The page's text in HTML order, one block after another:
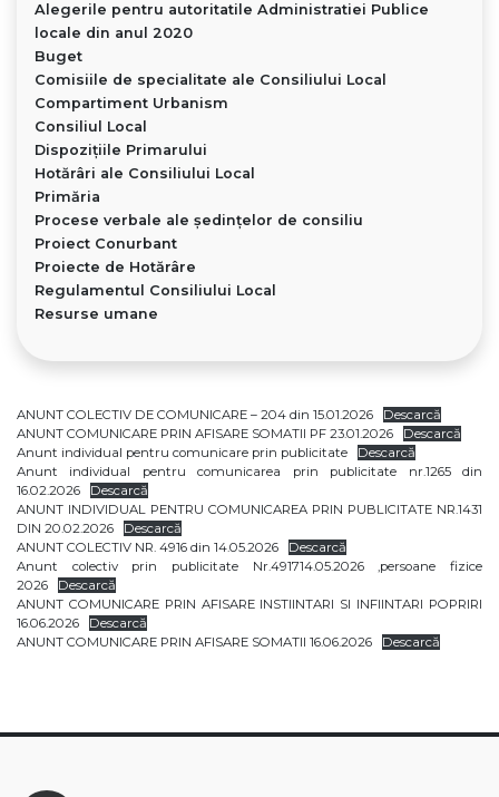
Alegerile pentru autoritatile Administratiei Publice
locale din anul 2020
Buget
Comisiile de specialitate ale Consiliului Local
Compartiment Urbanism
Consiliul Local
Dispoziţiile Primarului
Hotărâri ale Consiliului Local
Primăria
Procese verbale ale ședințelor de consiliu
Proiect Conurbant
Proiecte de Hotărâre
Regulamentul Consiliului Local
Resurse umane
ANUNT COLECTIV DE COMUNICARE – 204 din 15.01.2026
Descarcă
ANUNT COMUNICARE PRIN AFISARE SOMATII PF 23.01.2026
Descarcă
Anunt individual pentru comunicare prin publicitate
Descarcă
Anunt individual pentru comunicarea prin publicitate nr.1265 din
16.02.2026
Descarcă
ANUNT INDIVIDUAL PENTRU COMUNICAREA PRIN PUBLICITATE NR.1431
DIN 20.02.2026
Descarcă
ANUNT COLECTIV NR. 4916 din 14.05.2026
Descarcă
Anunt colectiv prin publicitate Nr.491714.05.2026 ,persoane fizice
2026
Descarcă
ANUNT COMUNICARE PRIN AFISARE INSTIINTARI SI INFIINTARI POPRIRI
16.06.2026
Descarcă
ANUNT COMUNICARE PRIN AFISARE SOMATII 16.06.2026
Descarcă